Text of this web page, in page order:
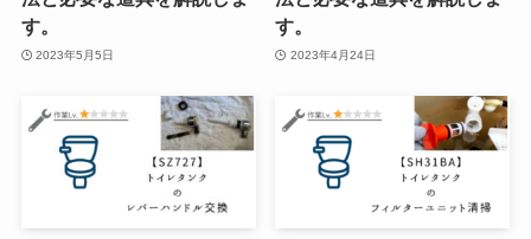
す。
2023年5月5日
す。
2023年4月24日